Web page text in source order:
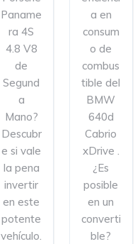
Paname
ra 4S
4.8 V8
de
Segund
a
Mano?
Descubr
e si vale
la pena
invertir
en este
potente
vehículo.
a en
consum
o de
combus
tible del
BMW
640d
Cabrio
xDrive .
¿Es
posible
en un
converti
ble?